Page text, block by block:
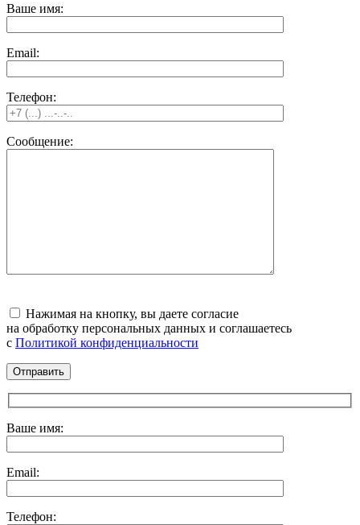
Ваше имя:
Email:
Телефон:
Сообщение:
Нажимая на кнопку, вы даете согласие
на обработку персональных данных и соглашаетесь
c Политикой конфиденциальности
Ваше имя:
Email:
Телефон: